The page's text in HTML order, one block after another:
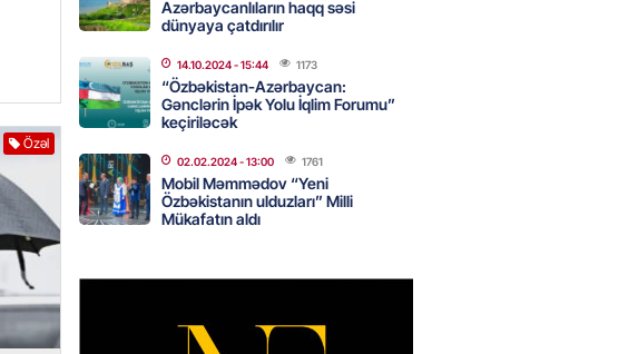
Özəl
Çin qızıl həmləsinə start verib
07.08.2026- 17:00
GÜNDƏM
07.08.2026 - 16:45
MANŞET
əhəmiyyəti nədir? -ŞƏRH
Azərbaycanlıların haqq səsi
dünyaya çatdırılır
14.10.2024- 15:44 1173
“Özbəkistan-Azərbaycan:
Gənclərin İpək Yolu İqlim Forumu”
keçiriləcək
02.02.2024- 13:00 1761
Mobil Məmmədov “Yeni
Özbəkistanın ulduzları” Milli
Mükafatın aldı